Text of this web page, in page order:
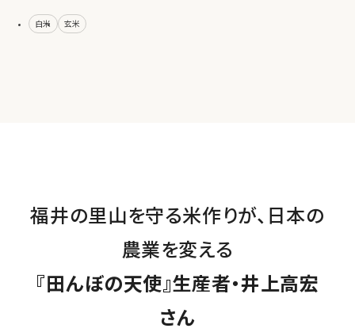
白米 玄米
福井の里山を守る米作りが、日本の
農業を変える
『田んぼの天使』生産者・井上高宏
さん